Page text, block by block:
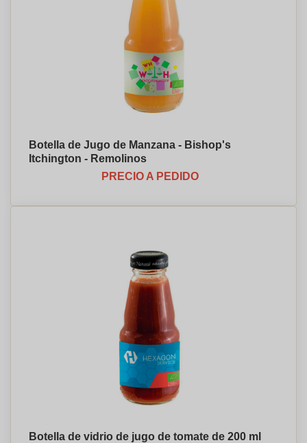
Botella de Jugo de Manzana - Bishop's
Itchington - Remolinos
PRECIO A PEDIDO
Botella de vidrio de jugo de tomate de 200 ml